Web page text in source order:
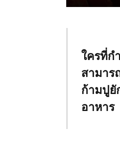
ใครที่ก
สามาร
ก้ามปูยั
อาหาร